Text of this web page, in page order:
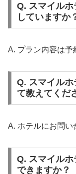
Q. スマイル
していますか
A. プラン内容は予
Q. スマイル
て教えてくだ
A. ホテルにお問い
Q. スマイル
できますか？